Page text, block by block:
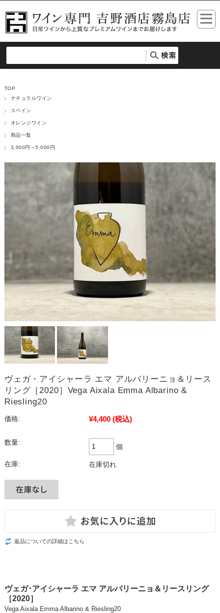
TOP
ナチュラルワイン
スペイン
オレンジワイン
商品一覧
3,000円～5,000円
ヴェガ・アイシャーラ エマ アルバリーニョ＆リース
リング［2020］Vega Aixala Emma Albarino &
Riesling20
価格: ¥4,400 (税込)
数量:
個
在庫: 在庫切れ
返品についての詳細はこちら
ヴェガ･アイシャーラ エマ アルバリーニョ＆リースリング
［2020］
Vega Aixala Emma Albarino & Riesling20